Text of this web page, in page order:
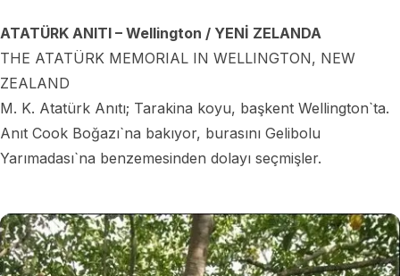
ATATÜRK ANITI – Wellington / YENİ ZELANDA
THE ATATÜRK MEMORIAL IN WELLINGTON, NEW
ZEALAND
M. K. Atatürk Anıtı; Tarakina koyu, başkent Wellington`ta.
Anıt Cook Boğazı`na bakıyor, burasını Gelibolu
Yarımadası`na benzemesinden dolayı seçmişler.